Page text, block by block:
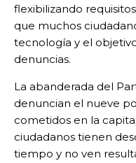
flexibilizando
que muchos
tecnología y el
denuncias.
La abanderada del
denuncian el nueve
cometidos en la
ciudadanos tienen
tiempo y no ven